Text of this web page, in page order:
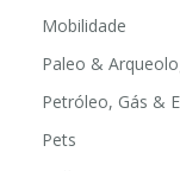
Mobilidade
Paleo &
Petróleo, Gás &
Pets